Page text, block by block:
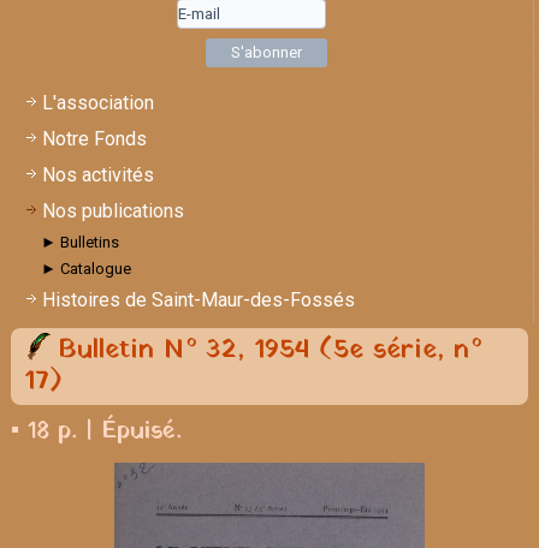
L'association
Notre Fonds
Nos activités
Nos publications
► Bulletins
► Catalogue
Histoires de Saint-Maur-des-Fossés
Bulletin N° 32, 1954 (5e série, n°
17)
▪ 18 p. | Épuisé.